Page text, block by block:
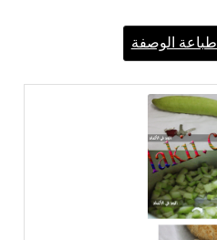
طباعة الوصفة